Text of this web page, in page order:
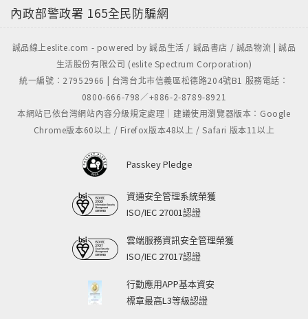
內政部警政署 165全民防騙網
誠品線上eslite.com - powered by 誠品生活 / 誠品書店 / 誠品物流 | 誠品
生活股份有限公司 (eslite Spectrum Corporation)
統一編號：27952966 | 台灣台北市信義區松德路204號B1 服務電話：
0800-666-798／+886-2-8789-8921
本網站已依台灣網站內容分級規定處理｜建議使用瀏覽器版本：Google
Chrome版本60以上 / Firefox版本48以上 / Safari 版本11以上
Passkey Pledge
資通安全管理系統榮獲
ISO/IEC 27001認證
雲端服務資訊安全管理榮獲
ISO/IEC 27017認證
行動應用APP基本資安
標章最高L3等級認證